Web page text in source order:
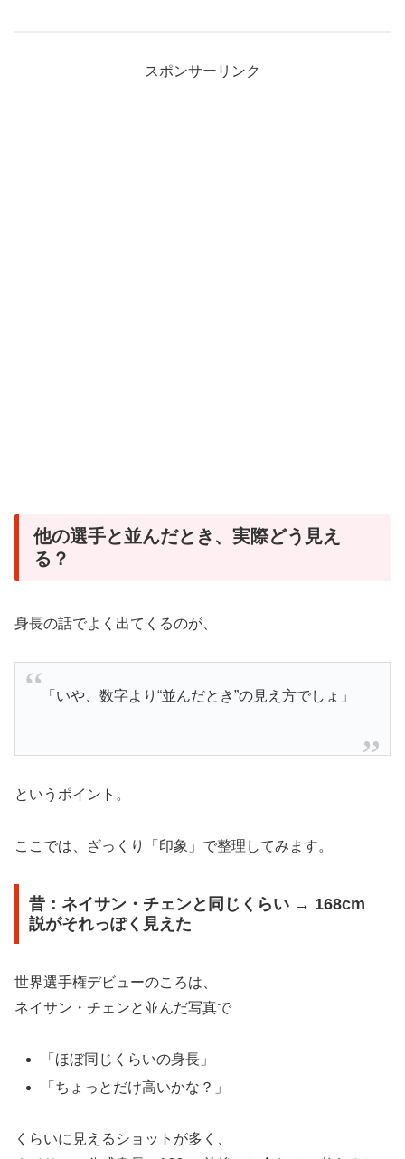
スポンサーリンク
他の選手と並んだとき、実際どう見え
る？
身長の話でよく出てくるのが、
「いや、数字より“並んだとき”の見え方でしょ」
というポイント。
ここでは、ざっくり「印象」で整理してみます。
昔：ネイサン・チェンと同じくらい → 168cm
説がそれっぽく見えた
世界選手権デビューのころは、
ネイサン・チェンと並んだ写真で
「ほぼ同じくらいの身長」
「ちょっとだけ高いかな？」
くらいに見えるショットが多く、